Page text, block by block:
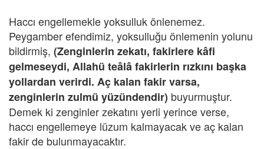
Haccı engellemekle yoksulluk önlenemez.
Peygamber efendimiz, yoksulluğu önlemenin yolunu
bildirmiş, (Zenginlerin zekatı, fakirlere kâfi
gelmeseydi, Allahü teâlâ fakirlerin rızkını başka
yollardan verirdi. Aç kalan fakir varsa,
zenginlerin zulmü yüzündendir) buyurmuştur.
Demek ki zenginler zekatını yerli yerince verse,
haccı engellemeye lüzum kalmayacak ve aç kalan
fakir de bulunmayacaktır.